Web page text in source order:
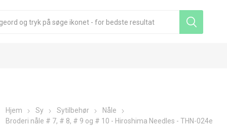
Hjem Sy Sytilbehør
Nåle
Broderi nåle # 7, # 8, # 9 og # 10 - Hiroshima Needles - THN-024e